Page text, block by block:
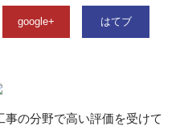
google+ はてブ
事の分野で高い評価を受けて